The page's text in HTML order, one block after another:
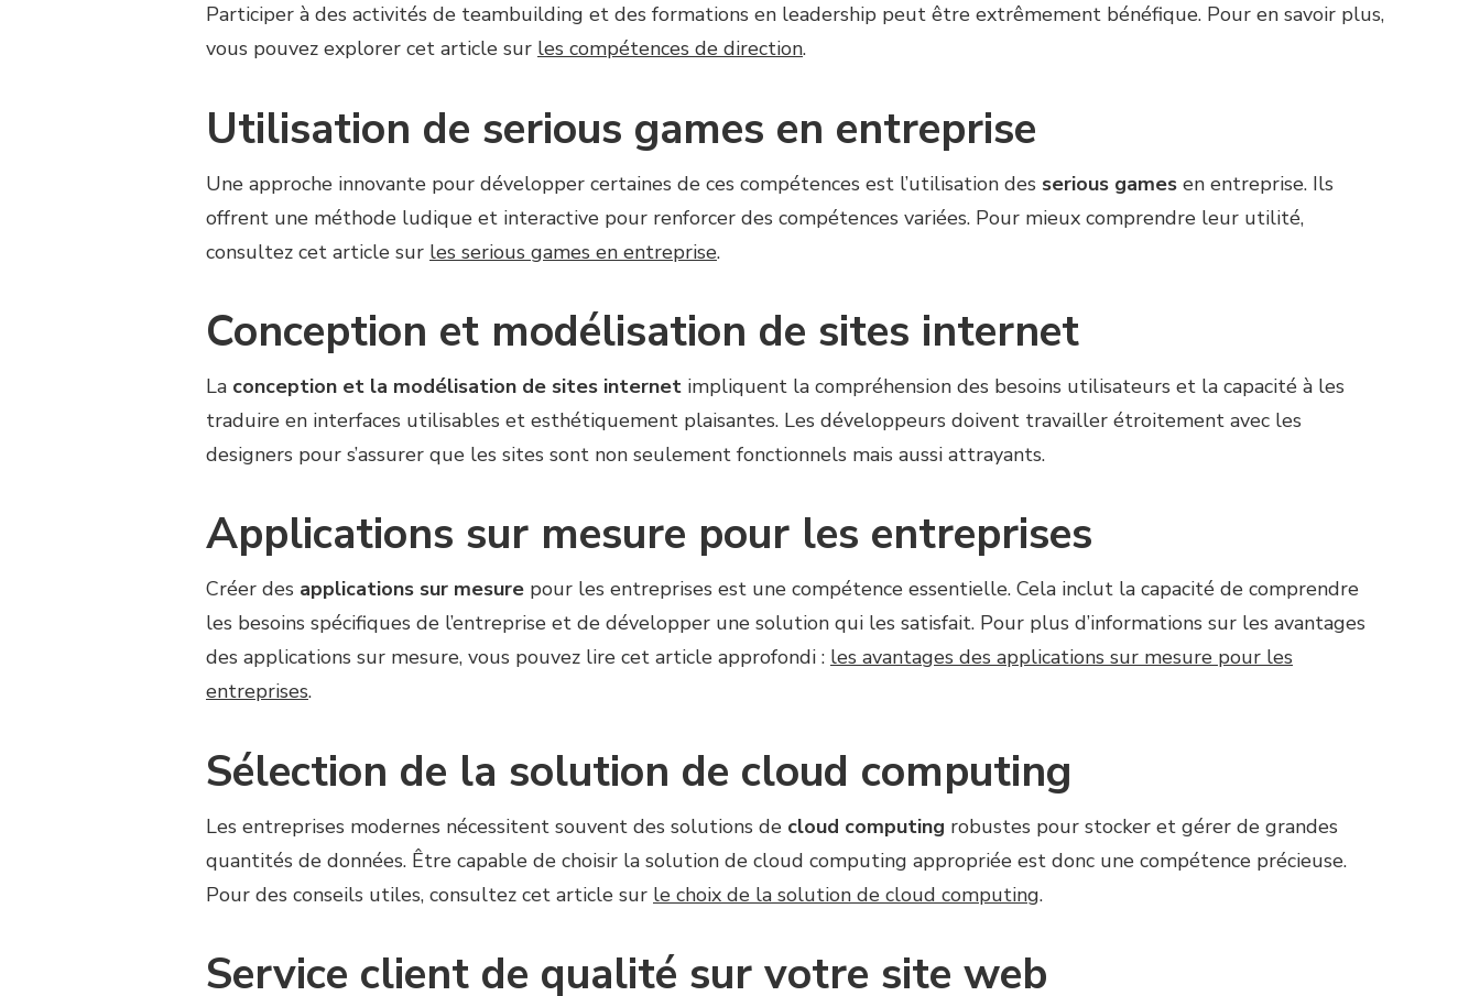
Participer à des activités de teambuilding et des formations en leadership peut être extrêmement bénéfique. Pour en savoir plus,
vous pouvez explorer cet article sur les compétences de direction.
Utilisation de serious games en entreprise
Une approche innovante pour développer certaines de ces compétences est l’utilisation des serious games en entreprise. Ils
offrent une méthode ludique et interactive pour renforcer des compétences variées. Pour mieux comprendre leur utilité,
consultez cet article sur les serious games en entreprise.
Conception et modélisation de sites internet
La conception et la modélisation de sites internet impliquent la compréhension des besoins utilisateurs et la capacité à les
traduire en interfaces utilisables et esthétiquement plaisantes. Les développeurs doivent travailler étroitement avec les
designers pour s’assurer que les sites sont non seulement fonctionnels mais aussi attrayants.
Applications sur mesure pour les entreprises
Créer des applications sur mesure pour les entreprises est une compétence essentielle. Cela inclut la capacité de comprendre
les besoins spécifiques de l’entreprise et de développer une solution qui les satisfait. Pour plus d’informations sur les avantages
des applications sur mesure, vous pouvez lire cet article approfondi : les avantages des applications sur mesure pour les
entreprises.
Sélection de la solution de cloud computing
Les entreprises modernes nécessitent souvent des solutions de cloud computing robustes pour stocker et gérer de grandes
quantités de données. Être capable de choisir la solution de cloud computing appropriée est donc une compétence précieuse.
Pour des conseils utiles, consultez cet article sur le choix de la solution de cloud computing.
Service client de qualité sur votre site web